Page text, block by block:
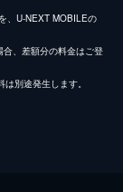
、U-NEXT MOBILEの
、差額分の料金はご登
別途発生します。